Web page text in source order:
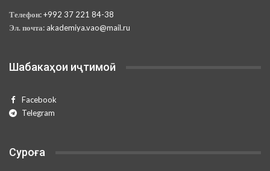
Телефон:+992 37 221 84-38
Эл. почта: akademiya.vao@mail.ru
Шабакаҳои иҷтимоӣ
Facebook
Telegram
Суроға